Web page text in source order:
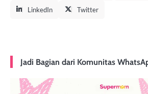
LinkedIn Twitter
Jadi Bagian dari Komunitas